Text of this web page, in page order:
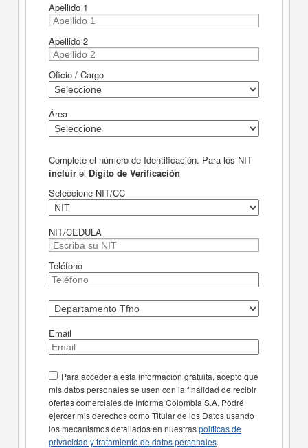
Apellido 1
Apellido 2
Oficio / Cargo
Área
Complete el número de Identificación. Para los NIT
incluirel Dígito de Verificación
Seleccione NIT/CC
NIT/CEDULA
Teléfono
Email
Para acceder a esta información gratuita, acepto que
mis datos personales se usen con la finalidad de recibir
ofertas comerciales de Informa Colombia S.A. Podré
ejercer mis derechos como Titular de los Datos usando
los mecanismos detallados en nuestraspolíticas de
privacidad y tratamiento de datos personales.